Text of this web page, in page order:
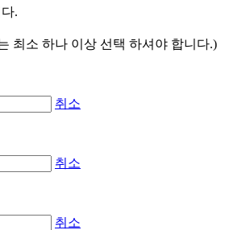
.
최소 하나 이상 선택 하셔야 합니다.)
취소
취소
취소